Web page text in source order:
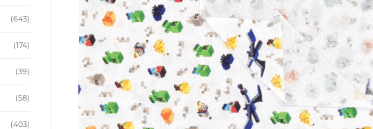
(643)
(174)
(39)
(58)
(403)